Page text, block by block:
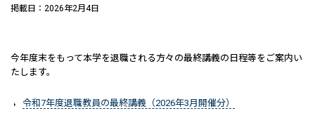
掲載日：2026年2月4日
今年度末をもって本学を退職される方々の最終講義の日程等をご案内い
たします。
令和7年度退職教員の最終講義（2026年3月開催分）